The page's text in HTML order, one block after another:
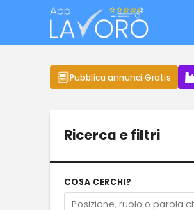
Pubblica annunci Gratis
Ricerca e filtri
COSA CERCHI?